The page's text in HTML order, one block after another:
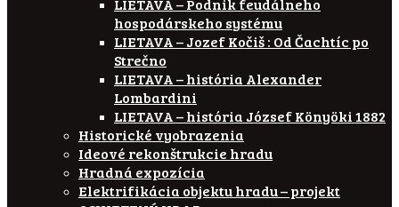
LIETAVA – Podnik feudálneho
hospodárskeho systému
LIETAVA – Jozef Kočiš : Od Čachtíc po
Strečno
LIETAVA – história Alexander
Lombardini
LIETAVA – história József Könyöki 1882
Historické vyobrazenia
Ideové rekonštrukcie hradu
Hradná expozícia
Elektrifikácia objektu hradu – projekt